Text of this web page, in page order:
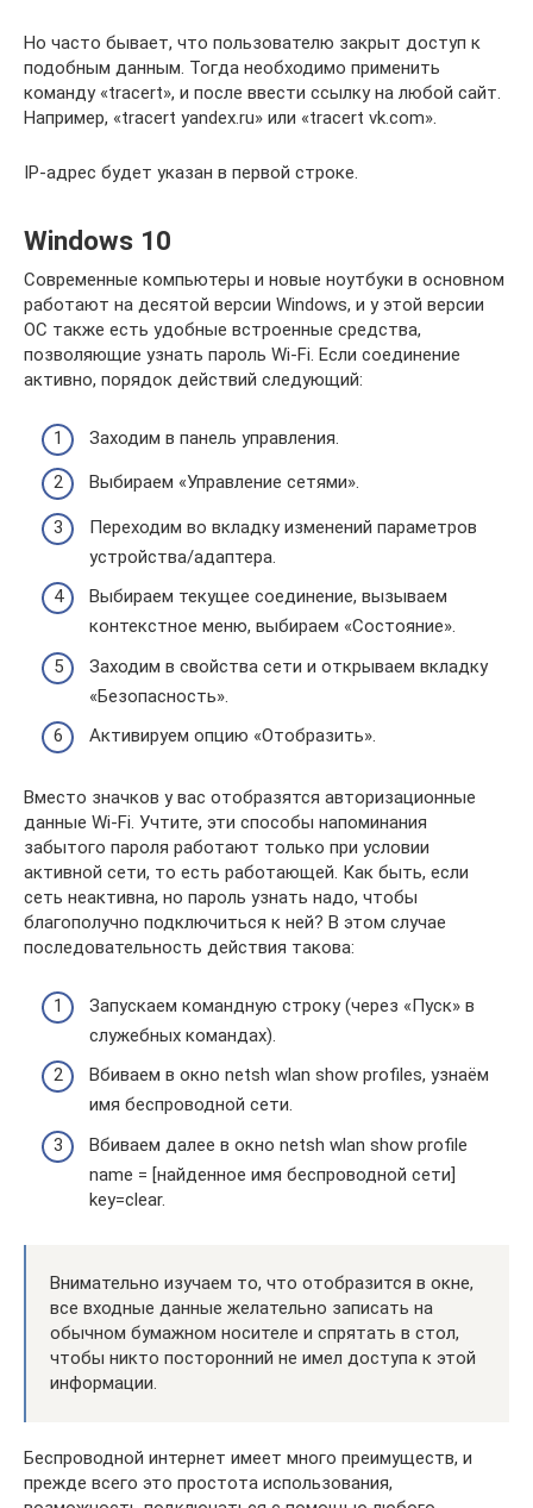
Но часто бывает, что пользователю закрыт доступ к
подобным данным. Тогда необходимо применить
команду «tracert», и после ввести ссылку на любой сайт.
Например, «tracert yandex.ru» или «tracert vk.com».
IP-адрес будет указан в первой строке.
Windows 10
Современные компьютеры и новые ноутбуки в основном
работают на десятой версии Windows, и у этой версии
ОС также есть удобные встроенные средства,
позволяющие узнать пароль Wi-Fi. Если соединение
активно, порядок действий следующий:
Заходим в панель управления.
Выбираем «Управление сетями».
Переходим во вкладку изменений параметров
устройства/адаптера.
Выбираем текущее соединение, вызываем
контекстное меню, выбираем «Состояние».
Заходим в свойства сети и открываем вкладку
«Безопасность».
Активируем опцию «Отобразить».
Вместо значков у вас отобразятся авторизационные
данные Wi-Fi. Учтите, эти способы напоминания
забытого пароля работают только при условии
активной сети, то есть работающей. Как быть, если
сеть неактивна, но пароль узнать надо, чтобы
благополучно подключиться к ней? В этом случае
последовательность действия такова:
Запускаем командную строку (через «Пуск» в
служебных командах).
Вбиваем в окно netsh wlan show profiles, узнаём
имя беспроводной сети.
Вбиваем далее в окно netsh wlan show profile
name = [найденное имя беспроводной сети]
key=clear.
Внимательно изучаем то, что отобразится в окне,
все входные данные желательно записать на
обычном бумажном носителе и спрятать в стол,
чтобы никто посторонний не имел доступа к этой
информации.
Беспроводной интернет имеет много преимуществ, и
прежде всего это простота использования,